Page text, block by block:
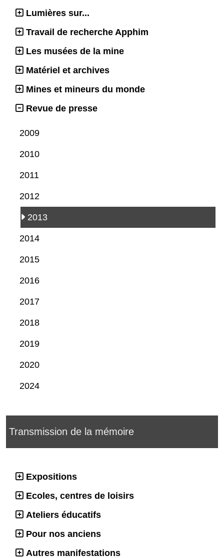
Lumières sur...
Travail de recherche Apphim
Les musées de la mine
Matériel et archives
Mines et mineurs du monde
Revue de presse
2009
2010
2011
2012
2013
2014
2015
2016
2017
2018
2019
2020
2024
Transmission de la mémoire
Expositions
Ecoles, centres de loisirs
Ateliers éducatifs
Pour nos anciens
Autres manifestations